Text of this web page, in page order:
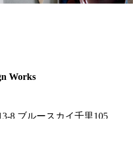
Works
8 ブルースカイ千里105